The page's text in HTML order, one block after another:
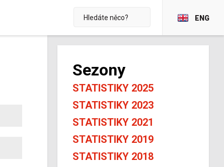
ENG
Sezony
STATISTIKY 2025
STATISTIKY 2023
STATISTIKY 2021
STATISTIKY 2019
STATISTIKY 2018